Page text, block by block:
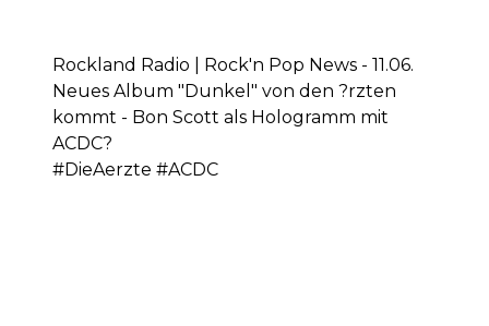
Rockland Radio | Rock'n Pop News - 11.06.
Neues Album "Dunkel" von den ?rzten
kommt - Bon Scott als Hologramm mit
ACDC?
#DieAerzte #ACDC